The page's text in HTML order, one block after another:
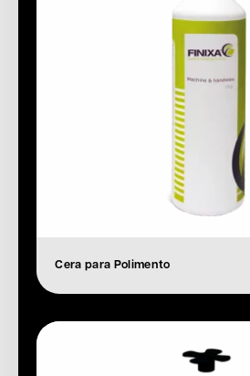
Cera para Polimento